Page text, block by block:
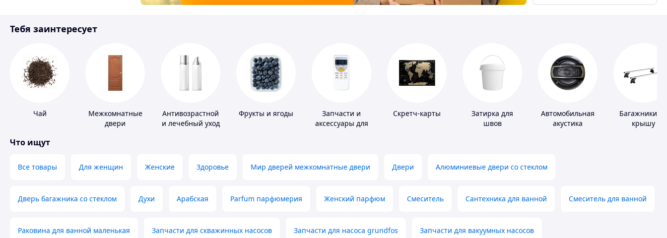
Инструмент
Тебя заинтересует
Чай
Межкомнатные
двери
Антивозрастной
и лечебный уход
Фрукты и ягоды
Запчасти и
аксессуары для
Скретч-карты
Затирка для
швов
Автомобильная
акустика
Багажники на
крышу
Что ищут
Все товары Для женщин Женские Здоровье Мир дверей межкомнатные двери Двери Алюминиевые двери со стеклом
Дверь багажника со стеклом Духи Арабская Parfum парфюмерия Женский парфюм Смеситель Сантехника для ванной Смеситель для ванной
Раковина для ванной маленькая Запчасти для скважинных насосов Запчасти для насоса grundfos Запчасти для вакуумных насосов